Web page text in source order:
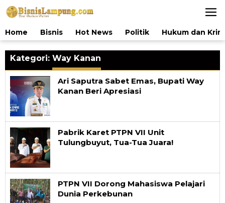
Lewati
ke
Home
Bisnis Hot News Politik Hukum dan
Kategori: Way Kanan
Ari Saputra Sabet Emas, Bupati Way
Kanan Beri Apresiasi
Pabrik Karet PTPN VII Unit
Tulungbuyut, Tua-Tua Juara!
PTPN VII Dorong Mahasiswa Pelajari
Dunia Perkebunan